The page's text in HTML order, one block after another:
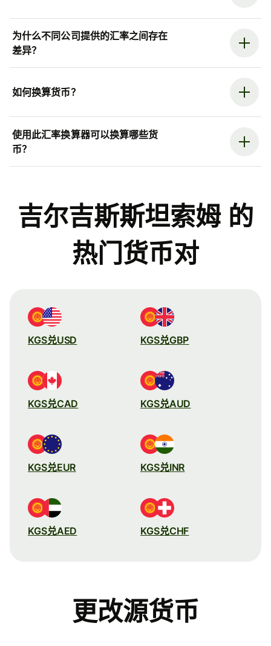
为什么不同公司提供的汇率之间存在
差异？
如何换算货币？
使用此汇率换算器可以换算哪些货
币？
吉尔吉斯斯坦索姆 的
热门货币对
KGS兑USD KGS兑GBP
KGS兑CAD KGS兑AUD
KGS兑EUR KGS兑INR
KGS兑AED KGS兑CHF
更改源货币